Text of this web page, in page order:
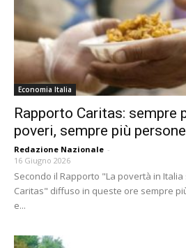
Economia Italia
Rapporto Caritas: sempre
poveri, sempre più
Redazione Nazionale -
16 Giugno 2026
Secondo il Rapporto "La povertà in
Caritas" diffuso in queste ore sempre
e...